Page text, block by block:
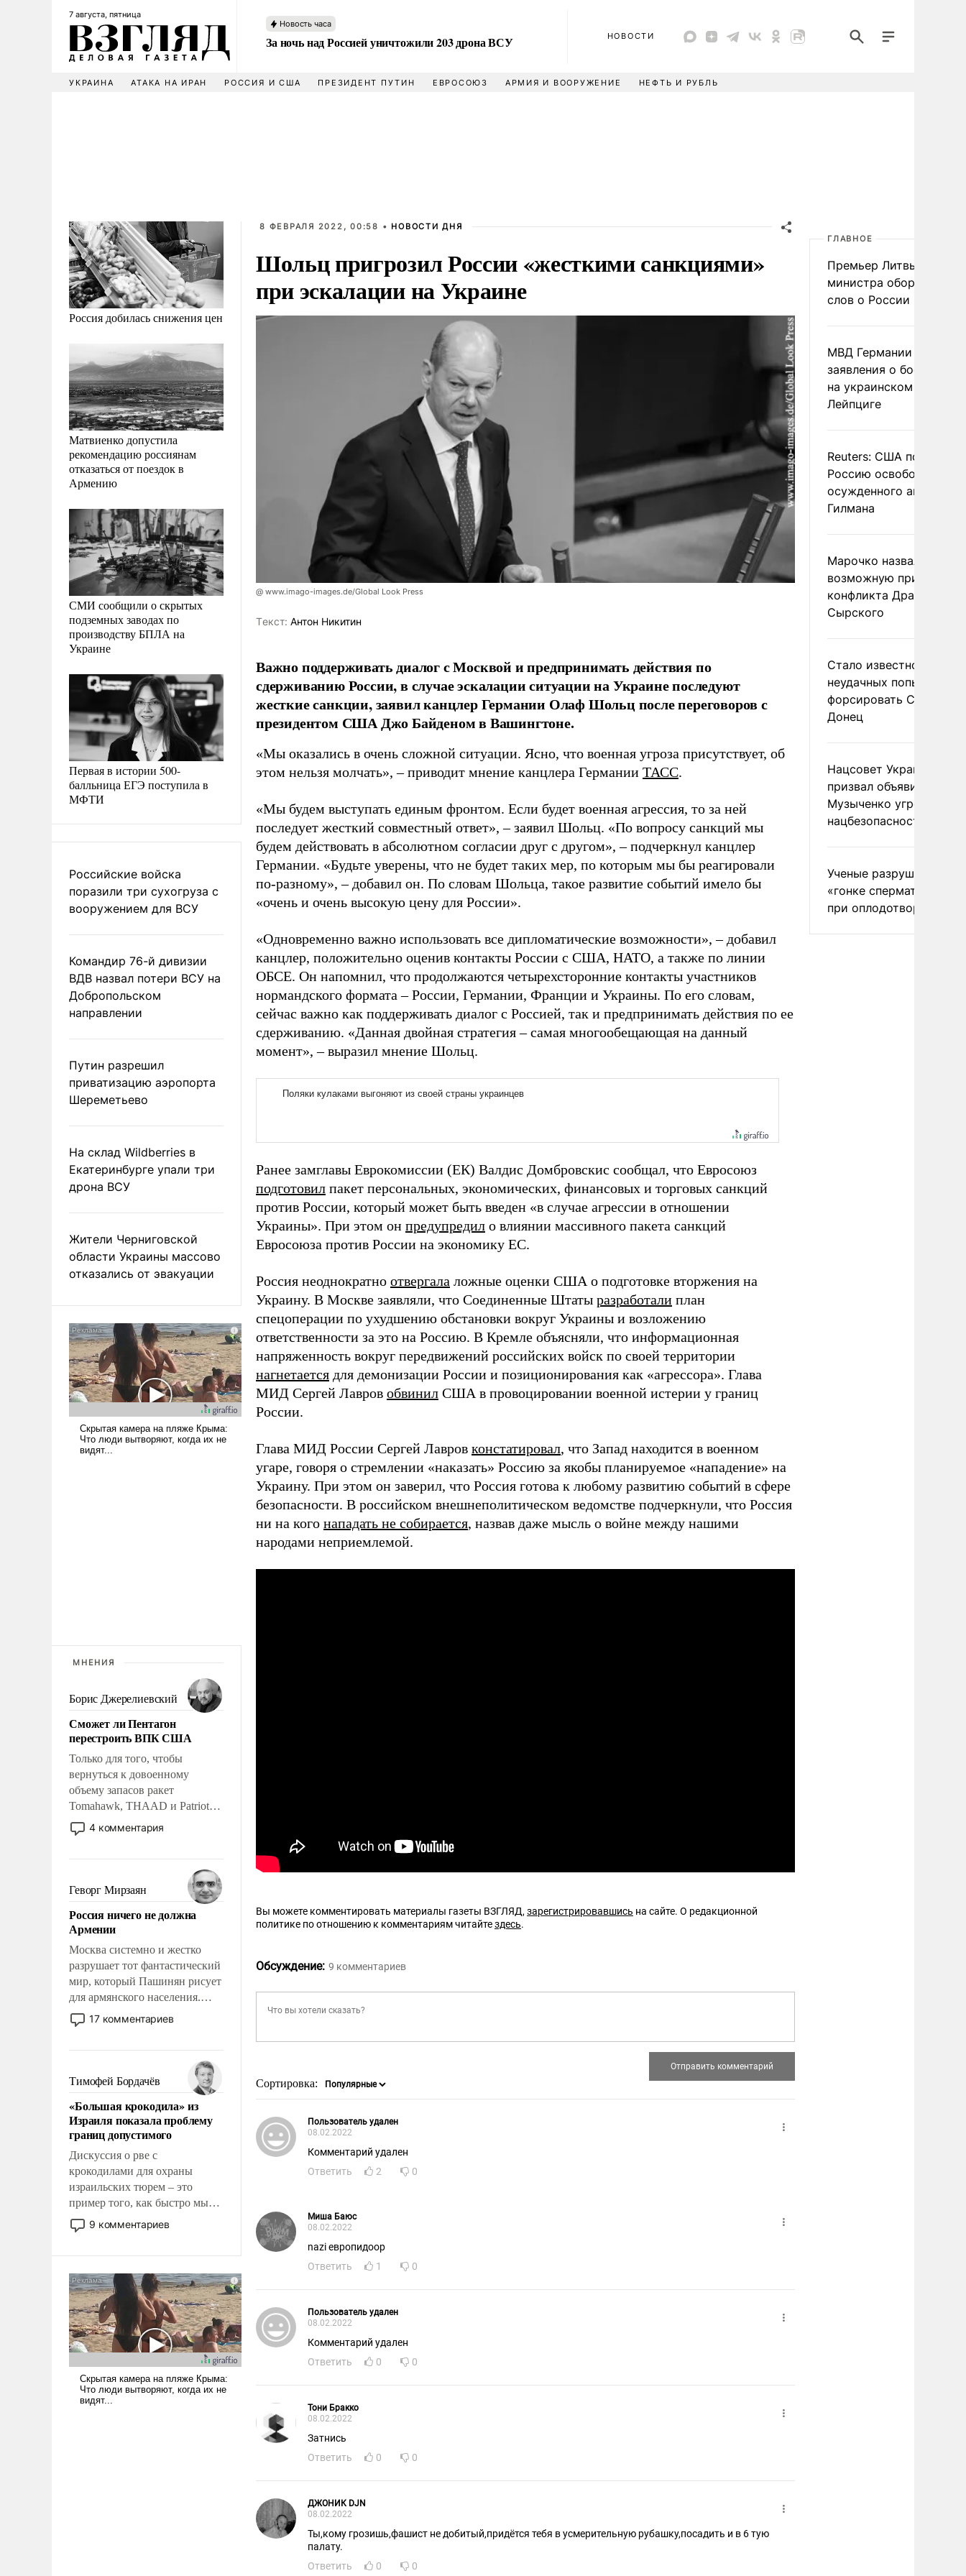
7 августа, пятница
Новость часа
За ночь над Россией уничтожили 203 дрона ВСУ НОВОСТИ
УКРАИНА АТАКА НА ИРАН РОССИЯ И США ПРЕЗИДЕНТ ПУТИН ЕВРОСОЮЗ АРМИЯ И ВООРУЖЕНИЕ НЕФТЬ И РУБЛЬ
Россия добилась снижения цен
Матвиенко допустила
рекомендацию россиянам
отказаться от поездок в
Армению
СМИ сообщили о скрытых
подземных заводах по
производству БПЛА на
Украине
Первая в истории 500-
балльница ЕГЭ поступила в
МФТИ
Российские войска
поразили три сухогруза с
вооружением для ВСУ
Командир 76-й дивизии
ВДВ назвал потери ВСУ на
Добропольском
направлении
Путин разрешил
приватизацию аэропорта
Шереметьево
На склад Wildberries в
Екатеринбурге упали три
дрона ВСУ
Жители Черниговской
области Украины массово
отказались от эвакуации
МНЕНИЯ
Борис Джерелиевский
Сможет ли Пентагон
перестроить ВПК США
Только для того, чтобы
вернуться к довоенному
объему запасов ракет
Tomahawk, THAAD и Patriot
США потребуется более трех
лет. Даже небольшая война с
Сложившаяся ситуация
означает многолетний период
уязвимости США, например,
перед Китаем.
4 комментария
Геворг Мирзаян
Россия ничего не должна
Армении
Москва системно и жестко
разрушает тот фантастический
мир, который Пашинян рисует
для армянского населения.
Мир, где политические
прожекты будут безусловно
налогоплательщиков и где
Еревану за свои поступки не
нужно отвечать.
17 комментариев
Тимофей Бордачёв
«Большая крокодила» из
Израиля показала проблему
границ допустимого
Дискуссия о рве с
крокодилами для охраны
израильских тюрем – это
пример того, как быстро мы
двигаемся по пути
революционных изменений.
псевдонаучной фантастики,
стало всерьез обсуждаемой
идеей.
9 комментариев
8 ФЕВРАЛЯ 2022, 00:58 • НОВОСТИ ДНЯ
Шольц пригрозил России «жесткими санкциями»
при эскалации на Украине
@ www.imago-images.de/Global Look Press
Tекст: Антон Никитин
Важно поддерживать диалог с Москвой и предпринимать действия по
сдерживанию России, в случае эскалации ситуации на Украине последуют
жесткие санкции, заявил канцлер Германии Олаф Шольц после переговоров с
президентом США Джо Байденом в Вашингтоне.
«Мы оказались в очень сложной ситуации. Ясно, что военная угроза присутствует, об
этом нельзя молчать», – приводит мнение канцлера Германии ТАСС.
«Мы будем выступать единым фронтом. Если будет военная агрессия, то за ней
последует жесткий совместный ответ», – заявил Шольц. «По вопросу санкций мы
будем действовать в абсолютном согласии друг с другом», – подчеркнул канцлер
Германии. «Будьте уверены, что не будет таких мер, по которым мы бы реагировали
по-разному», – добавил он. По словам Шольца, такое развитие событий имело бы
«очень и очень высокую цену для России».
«Одновременно важно использовать все дипломатические возможности», – добавил
канцлер, положительно оценив контакты России с США, НАТО, а также по линии
ОБСЕ. Он напомнил, что продолжаются четырехсторонние контакты участников
нормандского формата – России, Германии, Франции и Украины. По его словам,
сейчас важно как поддерживать диалог с Россией, так и предпринимать действия по ее
сдерживанию. «Данная двойная стратегия – самая многообещающая на данный
момент», – выразил мнение Шольц.
Ранее замглавы Еврокомиссии (ЕК) Валдис Домбровскис сообщал, что Евросоюз
подготовил пакет персональных, экономических, финансовых и торговых санкций
против России, который может быть введен «в случае агрессии в отношении
Украины». При этом он предупредил о влиянии массивного пакета санкций
Евросоюза против России на экономику ЕС.
Россия неоднократно отвергала ложные оценки США о подготовке вторжения на
Украину. В Москве заявляли, что Соединенные Штаты разработали план
спецоперации по ухудшению обстановки вокруг Украины и возложению
ответственности за это на Россию. В Кремле объясняли, что информационная
напряженность вокруг передвижений российских войск по своей территории
нагнетается для демонизации России и позиционирования как «агрессора». Глава
МИД Сергей Лавров обвинил США в провоцировании военной истерии у границ
России.
Глава МИД России Сергей Лавров констатировал, что Запад находится в военном
угаре, говоря о стремлении «наказать» Россию за якобы планируемое «нападение» на
Украину. При этом он заверил, что Россия готова к любому развитию событий в сфере
безопасности. В российском внешнеполитическом ведомстве подчеркнули, что Россия
ни на кого нападать не собирается, назвав даже мысль о войне между нашими
народами неприемлемой.
Вы можете комментировать материалы газеты ВЗГЛЯД,зарегистрировавшись на сайте. О редакционной
политике по отношению к комментариям читайтездесь.
Обсуждение: 9 комментариев
Сортировка:
Пользователь удален
08.02.2022
Комментарий удален
Ответить
2 0
Миша Баюс
08.02.2022
nazi европидоор
Ответить
1 0
Пользователь удален
08.02.2022
Комментарий удален
Ответить
0 0
Тони Бракко
08.02.2022
Затнись
Ответить
0 0
ДЖОНИК DJN
08.02.2022
Ты,кому грозишь,фашист не добитый,придётся тебя в усмерительную рубашку,посадить и в 6 тую
палату.
Ответить
0 0
ГЛАВНОЕ
Премьер Литвы осадил
министра обороны из-
слов о России
МВД Германии отвергло
заявления о
на украинском
Лейпциге
Reuters: США
Россию освободить
осужденного
Гилмана
Марочко назвал
возможную причину
конфликта Драпатого и
Сырского
Стало известно о
неудачных попытках
форсировать
Донец
Нацсовет Украины по
призвал объявить
Музыченко угрозой
нацбезопасности
Ученые разрушили миф
«гонке
при оплодотворении